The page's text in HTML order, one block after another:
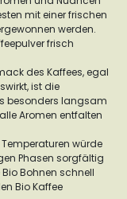
mit einer frischen
werden.
frisch
des Kaffees, egal
ist die
besonders langsam
Aromen entfalten
würde
Phasen sorgfältig
Bohnen schnell
Bio Kaffee